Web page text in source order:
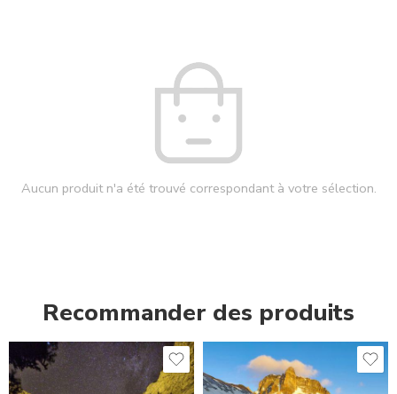
Aucun produit n'a été trouvé correspondant à votre sélection.
Recommander des produits